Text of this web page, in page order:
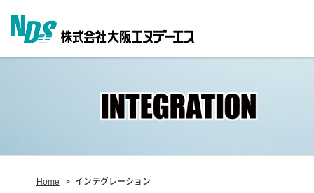
Home > インテグレーション